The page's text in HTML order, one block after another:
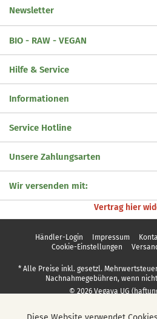
Newsletter
BIO - RAW - VEGAN
Hilfe & Service
Informationen
Service Hotline
Unsere Zahlungsarten
Wir versenden mit:
Vertrag hier
Händler-Login Impressum
Cookie-Einstellungen
* Alle Preise inkl. gesetzl.
Nachnahmegebühren, wenn
© 2026 Vegaya UG